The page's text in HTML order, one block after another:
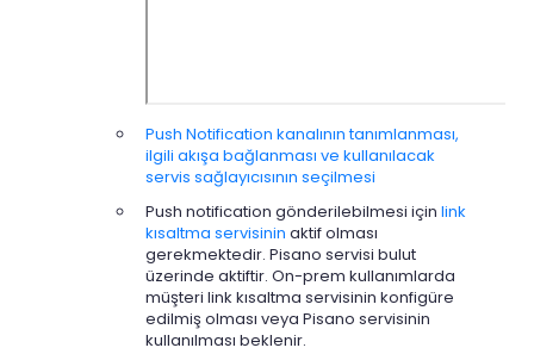
Push Notification kanalının tanımlanması,
ilgili akışa bağlanması ve kullanılacak
servis sağlayıcısının seçilmesi
Push notification gönderilebilmesi için link
kısaltma servisinin aktif olması
gerekmektedir. Pisano servisi bulut
üzerinde aktiftir. On-prem kullanımlarda
müşteri link kısaltma servisinin konfigüre
edilmiş olması veya Pisano servisinin
kullanılması beklenir.